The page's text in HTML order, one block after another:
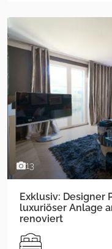
13
Exklusiv: Designer
luxuriöser Anlage
renoviert